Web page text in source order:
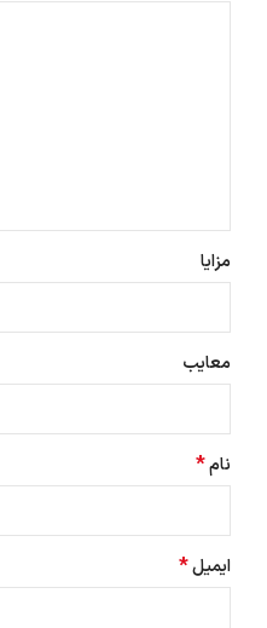
مزایا
معایب
نام*
ایمیل*